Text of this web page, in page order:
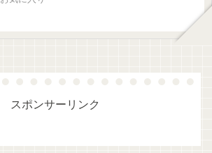
スポンサーリンク